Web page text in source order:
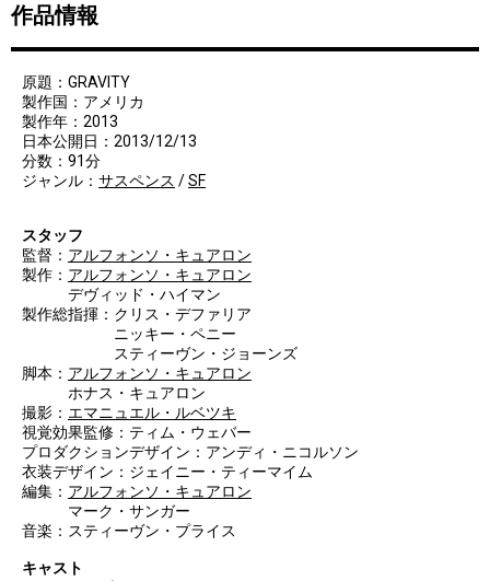
作品情報
原題：GRAVITY
製作国：アメリカ
製作年：2013
日本公開日：2013/12/13
分数：91分
ジャンル： サスペンス /SF
スタッフ
監督： アルフォンソ・キュアロン
製作： アルフォンソ・キュアロン
デヴィッド・ハイマン
製作総指揮：クリス・デファリア
ニッキー・ペニー
スティーヴン・ジョーンズ
脚本： アルフォンソ・キュアロン
ホナス・キュアロン
撮影： エマニュエル・ルベツキ
視覚効果監修：ティム・ウェバー
プロダクションデザイン：アンディ・ニコルソン
衣装デザイン：ジェイニー・ティーマイム
編集： アルフォンソ・キュアロン
マーク・サンガー
音楽：スティーヴン・プライス
キャスト